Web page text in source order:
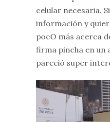
celular necesaria.
información y
pocO más acerca
firma pincha en un
pareció super